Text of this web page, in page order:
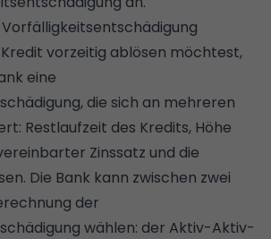
vorzeitig ablösen möchtest,
eine
die sich an mehreren
Restlaufzeit des Kredits, Höhe
Zinssatz und die
. Die Bank kann zwischen zwei
der
wählen: der Aktiv-Aktiv-